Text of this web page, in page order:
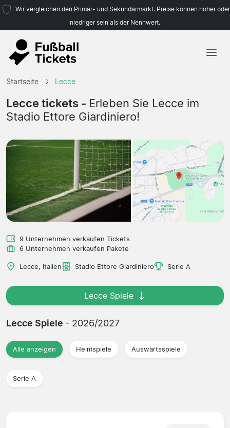
Wir vergleichen den Primär- und Sekundärmarkt. Preise können höher oder
niedriger sein als der Nennwert.
Mannschaften
Ligen
Startseite Lecce
Lecce tickets - Erleben Sie Lecce im
Stadio Ettore Giardiniero!
9 Unternehmen verkaufen Tickets
6 Unternehmen verkaufen Pakete
Lecce, Italien Stadio Ettore Giardiniero Serie A
Lecce Spiele
Lecce Spiele - 2026/2027
Alle anzeigen Heimspiele Auswärtsspiele
Serie A